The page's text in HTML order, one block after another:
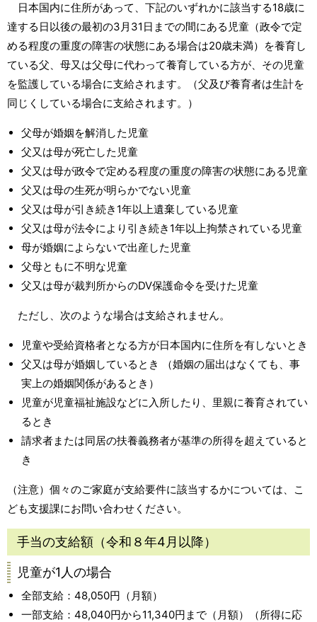
日本国内に住所があって、下記のいずれかに該当する18歳に
達する日以後の最初の3月31日までの間にある児童（政令で定
める程度の重度の障害の状態にある場合は20歳未満）を養育し
ている父、母又は父母に代わって養育している方が、その児童
を監護している場合に支給されます。（父及び養育者は生計を
同じくしている場合に支給されます。）
父母が婚姻を解消した児童
父又は母が死亡した児童
父又は母が政令で定める程度の重度の障害の状態にある児童
父又は母の生死が明らかでない児童
父又は母が引き続き1年以上遺棄している児童
父又は母が法令により引き続き1年以上拘禁されている児童
母が婚姻によらないで出産した児童
父母ともに不明な児童
父又は母が裁判所からのDV保護命令を受けた児童
ただし、次のような場合は支給されません。
児童や受給資格者となる方が日本国内に住所を有しないとき
父又は母が婚姻しているとき （婚姻の届出はなくても、事
実上の婚姻関係があるとき）
児童が児童福祉施設などに入所したり、里親に養育されてい
るとき
請求者または同居の扶養義務者が基準の所得を超えていると
き
（注意）個々のご家庭が支給要件に該当するかについては、こ
ども支援課にお問い合わせください。
手当の支給額（令和８年4月以降）
児童が1人の場合
全部支給：48,050円（月額）
一部支給：48,040円から11,340円まで（月額）（所得に応